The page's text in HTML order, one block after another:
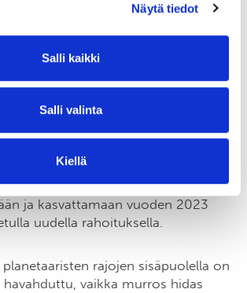
Näytä tiedot
Salli kaikki
Salli valinta
Kiellä
jätteiden purkukiellosta koko
Merellä tapahtui paljon muutakin:
yksityisen suojelualueen
saimmehyviä kirjauksia
poikkihallinnollisen ruokastrategian
edunvalvontaa päästään vuonna
ja kasvattamaan vuoden 2023
uudella rahoituksella.
rajojen sisäpuolella on
havahduttu, vaikka murros hidas